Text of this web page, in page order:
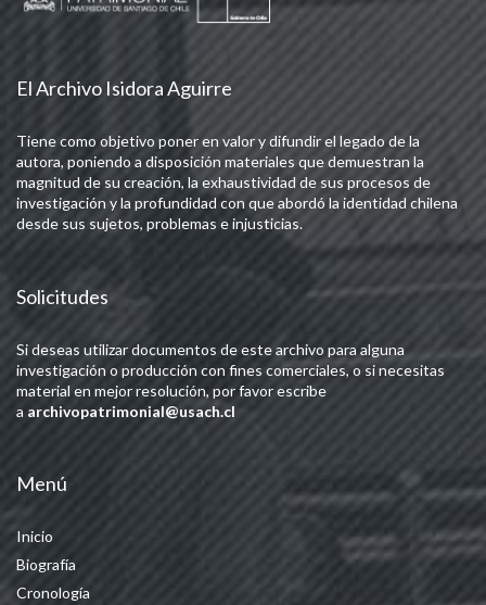
El Archivo Isidora Aguirre
Tiene como objetivo poner en valor y difundir el legado de la
autora, poniendo a disposición materiales que demuestran la
magnitud de su creación, la exhaustividad de sus procesos de
investigación y la profundidad con que abordó la identidad chilena
desde sus sujetos, problemas e injusticias.
Solicitudes
Si deseas utilizar documentos de este archivo para alguna
investigación o producción con fines comerciales, o si necesitas
material en mejor resolución, por favor escribe
a archivopatrimonial@usach.cl
Menú
Inicio
Biografía
Cronología